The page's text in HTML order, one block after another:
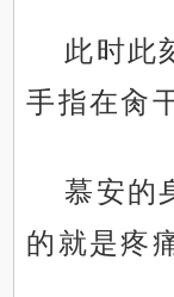
此时此
手指在肏
慕安的
的就是疼